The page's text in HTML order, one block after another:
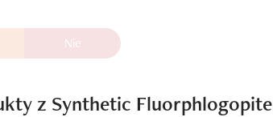
Nie
z Synthetic Fluorphlogopite